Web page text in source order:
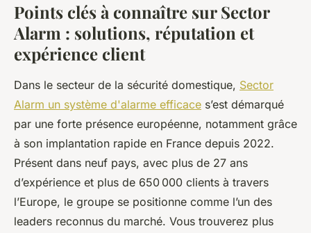
Points clés à connaître sur Sector
Alarm : solutions, réputation et
expérience client
Dans le secteur de la sécurité domestique, Sector
Alarm un système d'alarme efficace s’est démarqué
par une forte présence européenne, notamment grâce
à son implantation rapide en France depuis 2022.
Présent dans neuf pays, avec plus de 27 ans
d’expérience et plus de 650 000 clients à travers
l’Europe, le groupe se positionne comme l’un des
leaders reconnus du marché. Vous trouverez plus